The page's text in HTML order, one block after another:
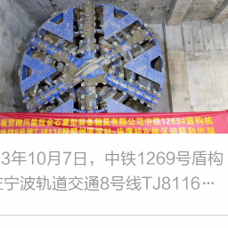
年10月7日，中铁1269号盾构
宁波轨道交通8号线TJ8116标